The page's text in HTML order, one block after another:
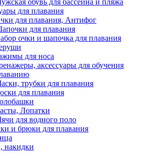
обувь для бассейна и пляжа
для плавания
для плавания, Антифог
для плавания
очки и шапочка для плавания
для носа
аксессуары для обучения
трубки для плавания
для плавания
Лопатки
для водного поло
и брюки для плавания
накидки